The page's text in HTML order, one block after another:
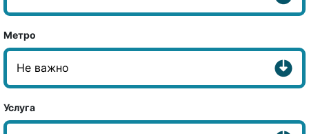
Метро
Услуга